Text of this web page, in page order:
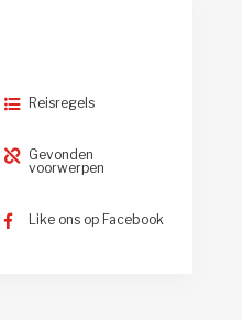
Reisregels
Gevonden
voorwerpen
Like ons op Facebook